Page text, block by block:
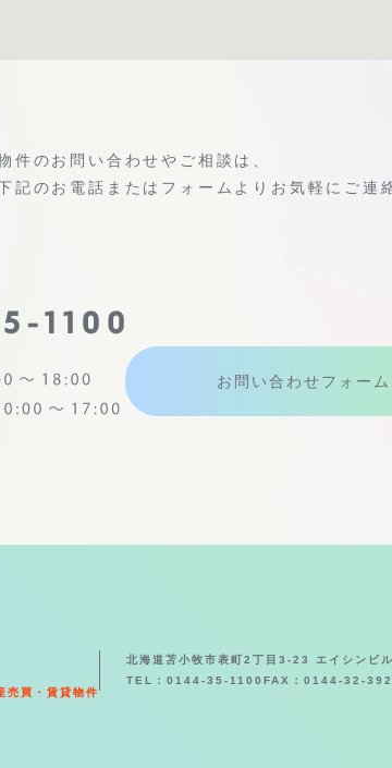
件のお問い合わせやご相談は、
記のお電話またはフォームよりお気軽にご連
お問い合わせフォーム
売買・賃貸物件
北海道苫小牧市表町2丁目3-23 エイシンビ
TEL：0144-35-1100 FAX：0144-32-